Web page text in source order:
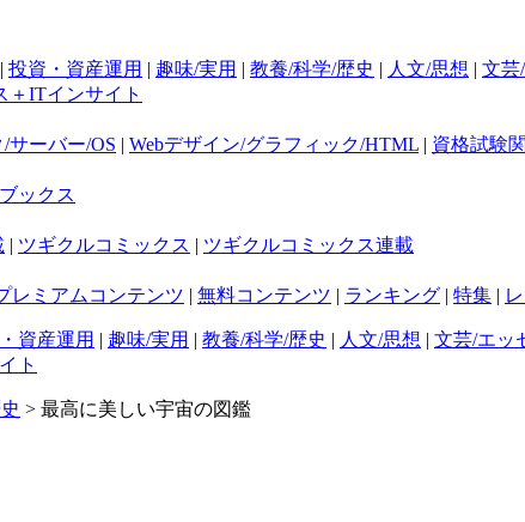
| 投資・資産運用 | 趣味/実用 | 教養/科学/歴史 | 人文/思想 | 文芸
＋ITインサイト
サーバー/OS | Webデザイン/グラフィック/HTML | 資格試験
ックス
| ツギクルコミックス | ツギクルコミックス連載
レミアムコンテンツ | 無料コンテンツ | ランキング | 特集 |
資産運用 | 趣味/実用 | 教養/科学/歴史 | 人文/思想 | 文芸/エッ
ト
> 最高に美しい宇宙の図鑑